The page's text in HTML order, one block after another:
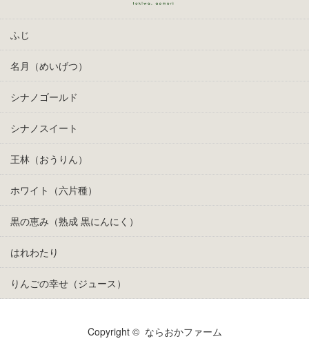
ふじ
名月（めいげつ）
シナノゴールド
シナノスイート
王林（おうりん）
ホワイト（六片種）
黒の恵み（熟成 黒にんにく）
はれわたり
りんごの幸せ（ジュース）
Copyright © ならおかファーム